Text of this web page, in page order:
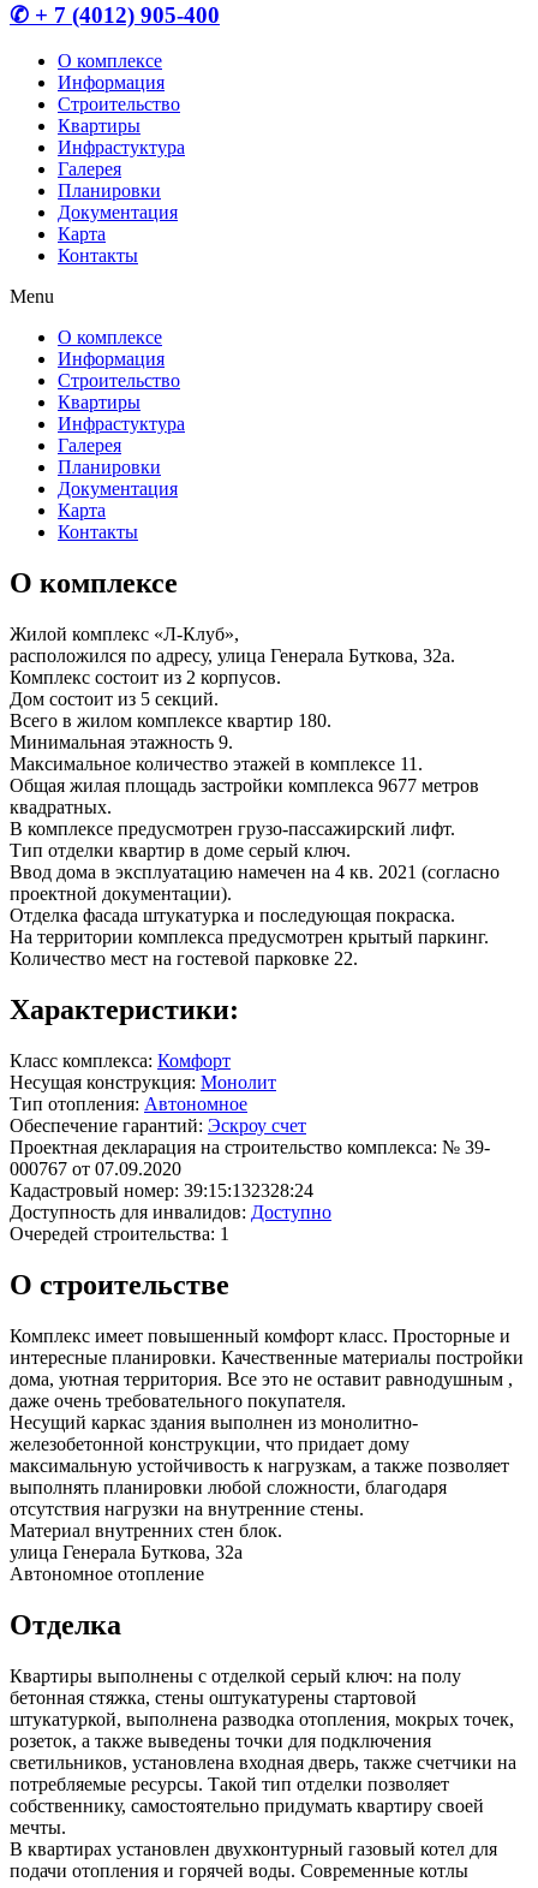
✆ + 7 (4012) 905-400
О комплексе
Информация
Строительство
Квартиры
Инфрастуктура
Галерея
Планировки
Документация
Карта
Контакты
Menu
О комплексе
Информация
Строительство
Квартиры
Инфрастуктура
Галерея
Планировки
Документация
Карта
Контакты
О комплексе
Жилой комплекс «Л-Клуб»,
расположился по адресу, улица Генерала Буткова, 32а.
Комплекс состоит из 2 корпусов.
Дом состоит из 5 секций.
Всего в жилом комплексе квартир 180.
Минимальная этажность 9.
Максимальное количество этажей в комплексе 11.
Общая жилая площадь застройки комплекса 9677 метров
квадратных.
В комплексе предусмотрен грузо-пассажирский лифт.
Тип отделки квартир в доме серый ключ.
Ввод дома в эксплуатацию намечен на 4 кв. 2021 (согласно
проектной документации).
Отделка фасада штукатурка и последующая покраска.
На территории комплекса предусмотрен крытый паркинг.
Количество мест на гостевой парковке 22.
Характеристики:
Класс комплекса: Комфорт
Несущая конструкция: Монолит
Тип отопления: Автономное
Обеспечение гарантий: Эскроу счет
Проектная декларация на строительство комплекса: № 39-
000767 от 07.09.2020
Кадастровый номер: 39:15:132328:24
Доступность для инвалидов: Доступно
Очередей строительства: 1
О строительстве
Комплекс имеет повышенный комфорт класс. Просторные и
интересные планировки. Качественные материалы постройки
дома, уютная территория. Все это не оставит равнодушным ,
даже очень требовательного покупателя.
Несущий каркас здания выполнен из монолитно-
железобетонной конструкции, что придает дому
максимальную устойчивость к нагрузкам, а также позволяет
выполнять планировки любой сложности, благодаря
отсутствия нагрузки на внутренние стены.
Материал внутренних стен блок.
улица Генерала Буткова, 32а
Автономное отопление
Отделка
Квартиры выполнены с отделкой серый ключ: на полу
бетонная стяжка, стены оштукатурены стартовой
штукатуркой, выполнена разводка отопления, мокрых точек,
розеток, а также выведены точки для подключения
светильников, установлена входная дверь, также счетчики на
потребляемые ресурсы. Такой тип отделки позволяет
собственнику, самостоятельно придумать квартиру своей
мечты.
В квартирах установлен двухконтурный газовый котел для
подачи отопления и горячей воды. Современные котлы